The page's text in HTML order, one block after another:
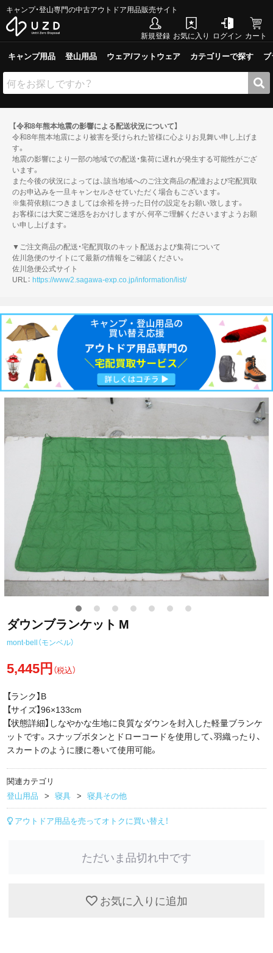
キャンプ・登山専門の中古アウトドア用品販売サイト
新規登録 お気に入り ログイン カート
キャンプ用品 登山用品 ウェア/フットウェア カテゴリーで探す
【令和8年熊本地震の影響による配送状況について】
令和8年熊本地震により被害を受けられた皆様に心よりお見舞い申し上げま
す。
地震の影響により一部の地域での配送・集荷に遅れが発生する可能性がござ
います。
また今後の状況によっては、該当地域へのご注文商品の配達および宅配買取
のお申込みを一旦キャンセルさせていただく場合もございます。
※集荷依頼につきましては余裕を持った日付の設定をお願い致します。
お客様には大変ご迷惑をおかけしますが、何卒ご理解くださいますようお願
い申し上げます。
▼ご注文商品の配送・宅配買取のキット配送および集荷について
佐川急便のサイトにて最新の情報をご確認ください。
佐川急便公式サイト
URL： https://www2.sagawa-exp.co.jp/information/list/
ダウンブランケット M
mont-bell（モンベル）
5,445円（税込）
【ランク】B
【サイズ】96×133cm
【状態詳細】しなやかな生地に良質なダウンを封入した軽量ブランケ
ットです。スナップボタンとドローコードを使用して、羽織ったり、
スカートのように腰に巻いて使用可能。
関連カテゴリ
登山用品
寝具 寝具その他
アウトドア用品を売ってオトクに買い替え！
ただいま品切れ中です
お気に入りに追加